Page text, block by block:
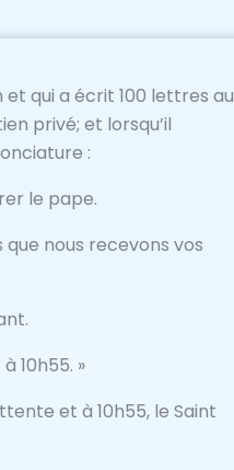
qui a écrit 100 lettres au
privé; et lorsqu’il
:
le pape.
nous recevons vos
10h55. »
et à 10h55, le Saint